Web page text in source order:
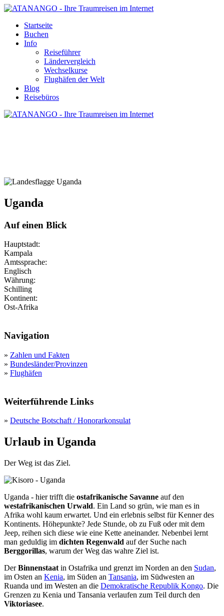
Startseite
Buchen
Info
Reiseführer
Ländervergleich
Wechselkurse
Flughäfen der Welt
Blog
Reisebüros
Uganda
Auf einen Blick
Hauptstadt:
Kampala
Amtssprache:
Englisch
Währung:
Schilling
Kontinent:
Ost-Afrika
Navigation
» Zahlen und Fakten
» Bundesländer/Provinzen
» Flughäfen
Weiterführende Links
» Deutsche Botschaft / Honorarkonsulat
Urlaub in Uganda
Der Weg ist das Ziel.
Uganda - hier trifft die ostafrikanische Savanne auf den
westafrikanischen Urwald. Ein Land so grün, wie man es in
Afrika wohl kaum erwartet. Und ein erlebnis selbst für Kenner des
Kontinents. Höhepunkte? Jede Stunde, ob zu Fuß oder mit dem
Jeep, reihen sich diese wie eine Kette aneinander. Nebenbei lernt
man geduldig im dichten Regenwald auf der Suche nach
Berggorillas, warum der Weg das wahre Ziel ist.
DerBinnenstaat in Ostafrika und grenzt im Norden an den Sudan,
im Osten an Kenia, im Süden an Tansania, im Südwesten an
Ruanda und im Westen an die Demokratische Republik Kongo. Die
Grenzen zu Kenia und Tansania verlaufen zum Teil durch den
Viktoriasee.